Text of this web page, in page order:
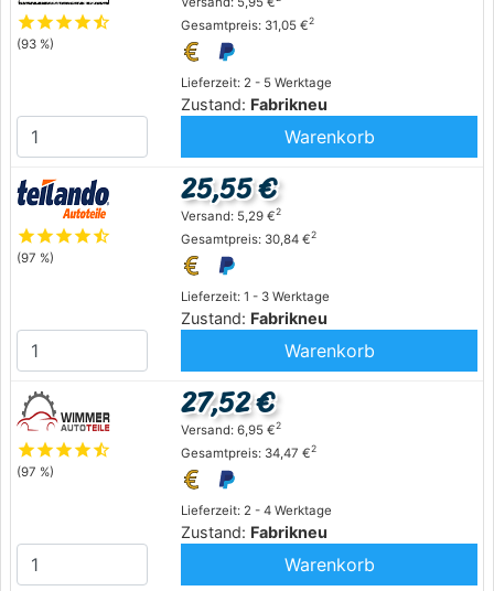
starstarstarstarstar_half
(93 %)
Lieferzeit: 2 - 5 Werktage
Zustand: Fabrikneu
Gesamtpreis: 31,05 €2
Warenkorb
starstarstarstarstar_half
(97 %)
Lieferzeit: 1 - 3 Werktage
Zustand: Fabrikneu
25,55 €
Versand: 5,29 €2
Gesamtpreis: 30,84 €2
Warenkorb
starstarstarstarstar_half
(97 %)
Lieferzeit: 2 - 4 Werktage
Zustand: Fabrikneu
27,52 €
Versand: 6,95 €2
Gesamtpreis: 34,47 €2
Warenkorb